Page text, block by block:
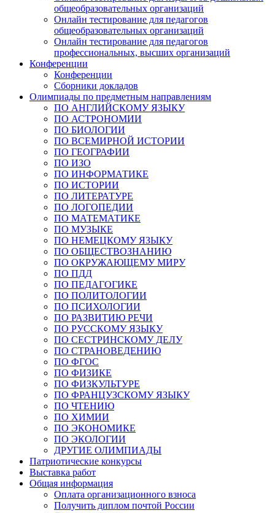
общеобразовательных организаций
Онлайн тестирование для педагогов
общеобразовательных организаций
Онлайн тестирование для педагогов
профессиональных, высших организаций
Конференции
Конференции
Сборники докладов
Олимпиады по предметным направлениям
ПО АНГЛИЙСКОМУ ЯЗЫКУ
ПО АСТРОНОМИИ
ПО БИОЛОГИИ
ПО ВСЕМИРНОЙ ИСТОРИИ
ПО ГЕОГРАФИИ
ПО ИЗО
ПО ИНФОРМАТИКЕ
ПО ИСТОРИИ
ПО ЛИТЕРАТУРЕ
ПО ЛОГОПЕДИИ
ПО МАТЕМАТИКЕ
ПО МУЗЫКЕ
ПО НЕМЕЦКОМУ ЯЗЫКУ
ПО ОБЩЕСТВОЗНАНИЮ
ПО ОКРУЖАЮЩЕМУ МИРУ
ПО ПДД
ПО ПЕДАГОГИКЕ
ПО ПОЛИТОЛОГИИ
ПО ПСИХОЛОГИИ
ПО РАЗВИТИЮ РЕЧИ
ПО РУССКОМУ ЯЗЫКУ
ПО СЕСТРИНСКОМУ ДЕЛУ
ПО СТРАНОВЕДЕНИЮ
ПО ФГОС
ПО ФИЗИКЕ
ПО ФИЗКУЛЬТУРЕ
ПО ФРАНЦУЗСКОМУ ЯЗЫКУ
ПО ЧТЕНИЮ
ПО ХИМИИ
ПО ЭКОНОМИКЕ
ПО ЭКОЛОГИИ
ДРУГИЕ ОЛИМПИАДЫ
Патриотические конкурсы
Выставка работ
Общая информация
Оплата организационного взноса
Получить диплом почтой России